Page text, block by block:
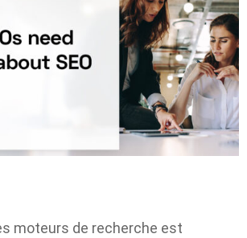
moteurs de recherche est